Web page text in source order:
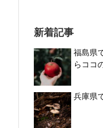
新着記事
福島県
らココ
兵庫県